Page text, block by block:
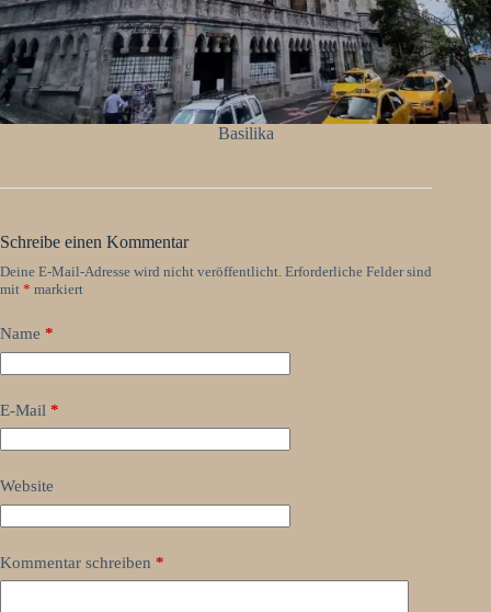
Basilika
Schreibe einen Kommentar
Deine E-Mail-Adresse wird nicht veröffentlicht. Erforderliche Felder sind
mit * markiert
Name *
E-Mail *
Website
Kommentar schreiben *